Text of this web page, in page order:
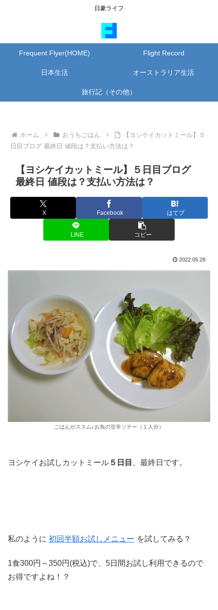
日豪ライフ
Frequent Flyer(HOME) Flight Record
日本生活 オーストラリア生活
旅行記（その他）
ホーム おうちごはん
【ヨシケイカットミール】５
日目ブログ 最終日 値段は？支払い方法は？
【ヨシケイカットミール】５日目ブログ
最終日 値段は？支払い方法は？
X Facebook はてブ
LINE コピー
2022.05.28
ごはんがススム♪お魚の甘辛ソテー（１人分）
ヨシケイお試しカットミール ５日目 、最終日です。
私のように 初回半額お試しメニュー を試してみる？
1食300円～350円(税込)で、5日間お試し利用できるので
お得ですよね！？